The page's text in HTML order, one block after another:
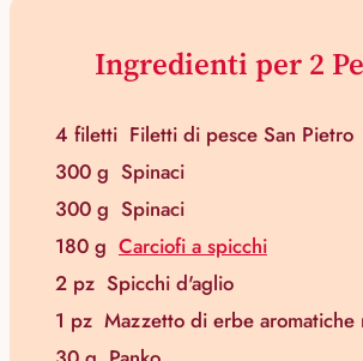
Ingredienti per 2
4 filetti Filetti di pesce San Pietro
300 g Spinaci
300 g Spinaci
180 g Carciofi a spicchi
2 pz Spicchi d'aglio
1 pz Mazzetto di erbe aromatiche